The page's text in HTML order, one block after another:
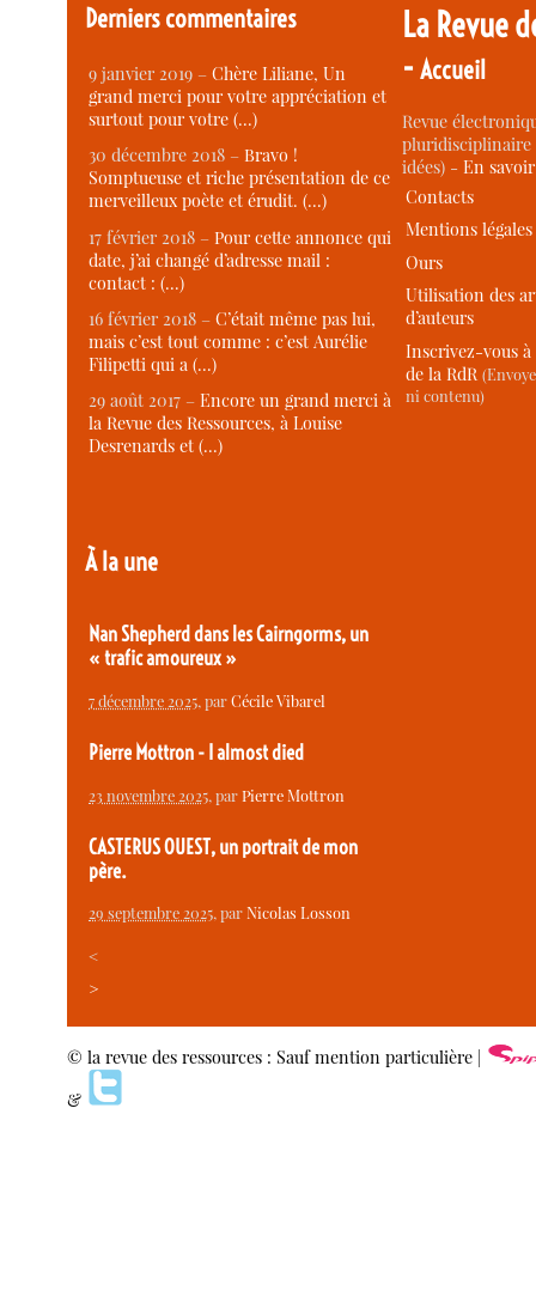
Derniers commentaires
9 janvier 2019 –Chère Liliane, Un
grand merci pour votre appréciation et
surtout pour votre (…)
30 décembre 2018 –Bravo !
Somptueuse et riche présentation de ce
merveilleux poète et érudit. (…)
17 février 2018 –Pour cette annonce qui
date, j’ai changé d’adresse mail :
contact : (…)
16 février 2018 –C’était même pas lui,
mais c’est tout comme : c’est Aurélie
Filipetti qui a (…)
29 août 2017 –Encore un grand merci à
la Revue des Ressources, à Louise
Desrenards et (…)
À la une
Nan Shepherd dans les Cairngorms, un
« trafic amoureux »
7 décembre 2025, parCécile Vibarel
Pierre Mottron - I almost died
23 novembre 2025, parPierre Mottron
CASTERUS OUEST, un portrait de mon
père.
29 septembre 2025, parNicolas Losson
<
>
La Revue
-Accueil
Revue
idées) -En
Contacts
Mentions légales
Ours
Utilisation des
d’auteurs
Inscrivez-vous
de la RdR
ni contenu)
© la revue des ressources : Sauf mention particulière |
&